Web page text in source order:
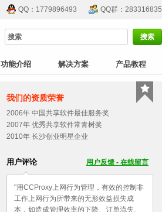
QQ：1779896493 QQ群：283316835
功能介绍 解决方案 产品教程
我们的资质荣誉
2006年 中国共享软件最佳服务奖
2007年 优秀共享软件常青树奖
2010年 长沙创业明星企业
用户评论 用户反馈 - 在线留言
"用CCProxy上网行为管理，有效的控制非
工作上网行为所带来的无形效益损失成
本，如造成管理效率的下降、订单流失、